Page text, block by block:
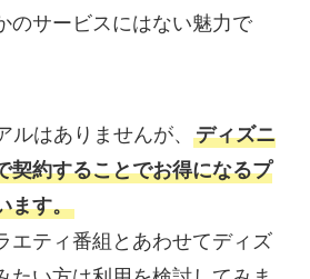
のサービスにはない魅力で
ルはありませんが、 ディズニ
契約することでお得になるプ
ます。
エティ番組とあわせてディズ